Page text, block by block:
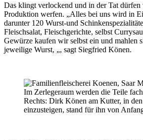
Das klingt verlockend und in der Tat
Produktion werfen. „Alles bei uns wird in
darunter 120 Wurst-und
Fleischsalat, Fleischgerichte, selbst
Gewürze kaufen wir selbst ein und mahlen
jeweilige Wurst, „, sagt Siegfried Könen.
Im Zerlegeraum werden die Teile
Rechts: Dirk Könen am Kutter, in
einzusteigen, stand für ihn von